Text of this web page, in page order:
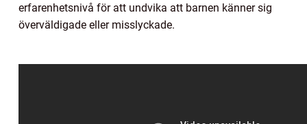
erfarenhetsnivå för att undvika att barnen känner sig
överväldigade eller misslyckade.